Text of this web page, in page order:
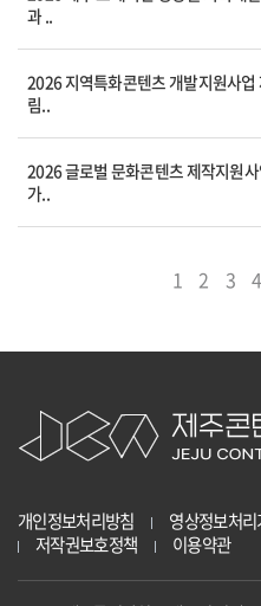
과 ..
2026 지역특화콘텐츠 개발지원사업
림..
2026 글로벌 문화콘텐츠 제작지원
가..
1 2 3 4
개인정보처리방침
영상정보처
저작권보호정책
이용약관